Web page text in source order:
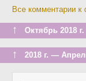
Все комментарии
↑ Октябрь 2018 г.
↑ 2018 г. —